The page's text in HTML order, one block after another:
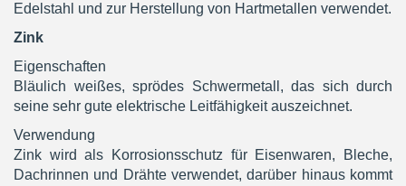
Edelstahl und zur Herstellung von Hartmetallen verwendet.
Zink
Eigenschaften
Bläulich weißes, sprödes Schwermetall, das sich durch
seine sehr gute elektrische Leitfähigkeit auszeichnet.
Verwendung
Zink wird als Korrosionsschutz für Eisenwaren, Bleche,
Dachrinnen und Drähte verwendet, darüber hinaus kommt